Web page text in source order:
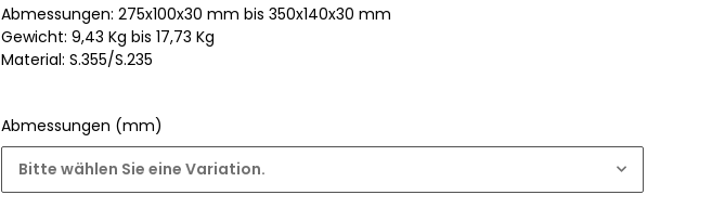
Abmessungen: 275x100x30 mm bis 350x140x30 mm
Gewicht: 9,43 Kg bis 17,73 Kg
Material: S.355/S.235
Abmessungen (mm)
Bitte wählen Sie eine Variation.